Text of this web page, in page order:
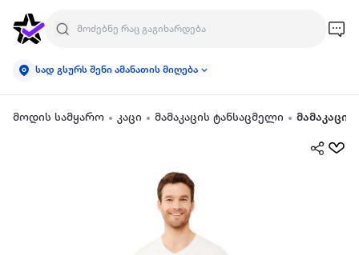
სად გსურს შენი ამანათის მიღება
მოდის სამყარო კაცი მამაკაცის ტანსაცმელი